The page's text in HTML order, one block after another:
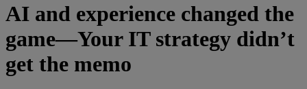
AI and experience changed the
game—Your IT strategy didn’t
get the memo